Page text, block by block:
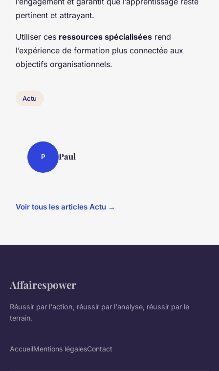
pertinent et attrayant.
Utiliser ces ressources spécialisées rend
l’expérience de formation plus connectée aux
objectifs organisationnels.
Actu
P Paul
Voir tous les articles Actu →
Affairespower
Réussir par l'action, réussir par l'analyse, réussir par le
terrain.
AccueilMentions légalesContact